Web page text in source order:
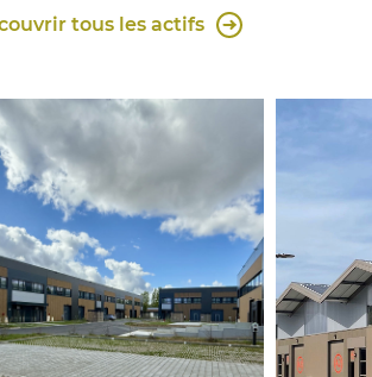
tous les actifs